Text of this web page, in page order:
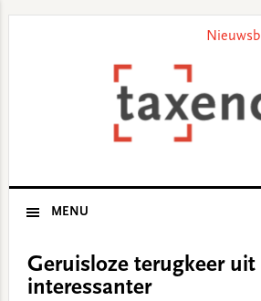
MENU
Geruisloze terugkeer uit
interessanter